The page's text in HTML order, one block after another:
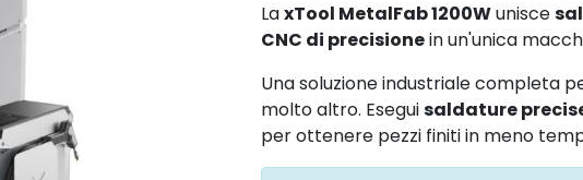
LaxTool MetalFab 1200Wunisce
CNC di precisionein un'unica
Una soluzione industriale completa
molto altro. Eseguisaldature
per ottenere pezzi finiti in meno